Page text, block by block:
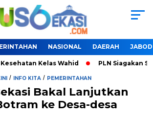
NASIONAL DAERAH
Kelas Wahid PLN Siagakan
/ INFO KITA / PEMERINTAHAN
Bakal Lanjutkan
ke Desa-desa